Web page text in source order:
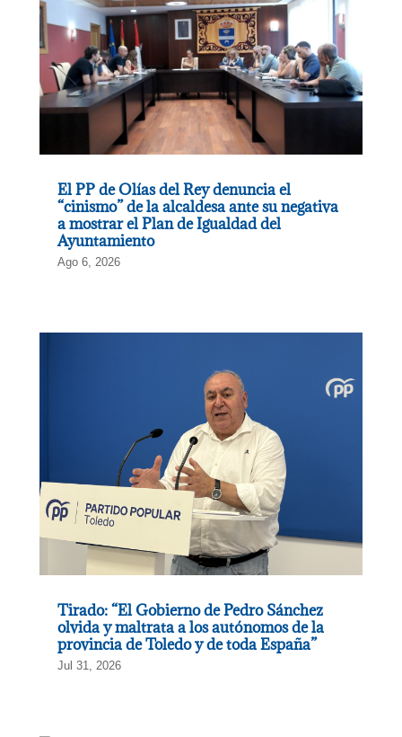
El PP de Olías del Rey denuncia el
“cinismo” de la alcaldesa ante su negativa
a mostrar el Plan de Igualdad del
Ayuntamiento
Ago 6, 2026
Tirado: “El Gobierno de Pedro Sánchez
olvida y maltrata a los autónomos de la
provincia de Toledo y de toda España”
Jul 31, 2026